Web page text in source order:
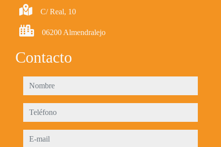
C/ Real, 10
06200 Almendralejo
Contacto
nombre
teléfono
e-mail